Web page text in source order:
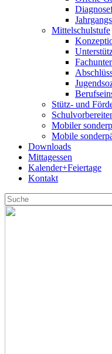
Mittelschulstufe
Stütz- und
Mobiler
Mobile
Downloads
Mittagessen
Kalender+Feiertage
Kontakt